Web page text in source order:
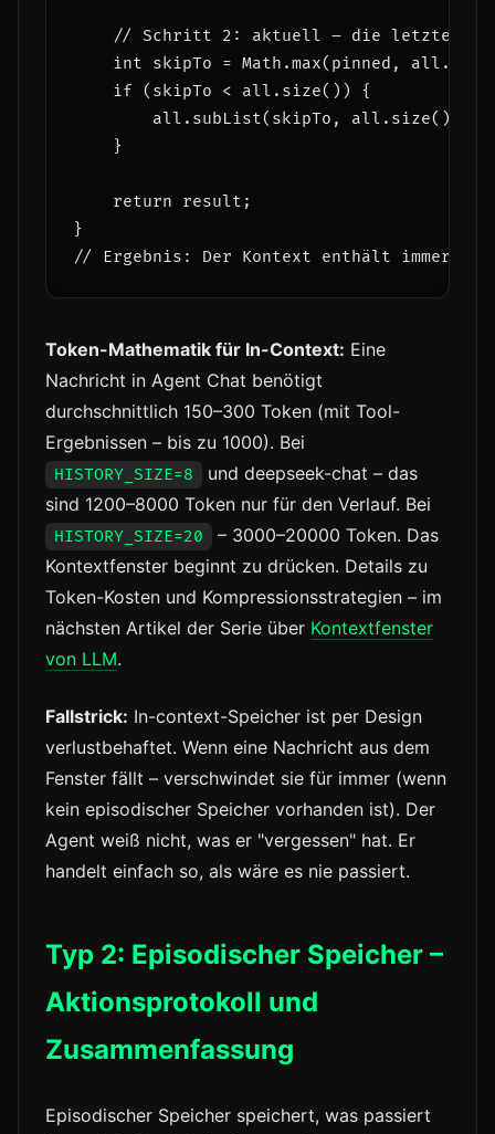
// Schritt 2: aktuell – die letzten
int skipTo = Math.max(pinned,
    if (skipTo < all.size()) {
all.subList(skipTo,
    }
    return result;
}
Token-Mathematik für In-Context: Eine
Nachricht in Agent Chat benötigt
durchschnittlich 150–300 Token (mit Tool-
Ergebnissen – bis zu 1000). Bei
HISTORY_SIZE=8
und deepseek-chat – das
sind 1200–8000 Token nur für den Verlauf. Bei
HISTORY_SIZE=20
– 3000–20000 Token. Das
Kontextfenster beginnt zu drücken. Details zu
Token-Kosten und Kompressionsstrategien – im
nächsten Artikel der Serie über Kontextfenster
von LLM.
Fallstrick: In-context-Speicher ist per Design
verlustbehaftet. Wenn eine Nachricht aus dem
Fenster fällt – verschwindet sie für immer (wenn
kein episodischer Speicher vorhanden ist). Der
Agent weiß nicht, was er "vergessen" hat. Er
handelt einfach so, als wäre es nie passiert.
Typ 2: Episodischer Speicher –
Aktionsprotokoll und
Zusammenfassung
Episodischer Speicher speichert, was passiert